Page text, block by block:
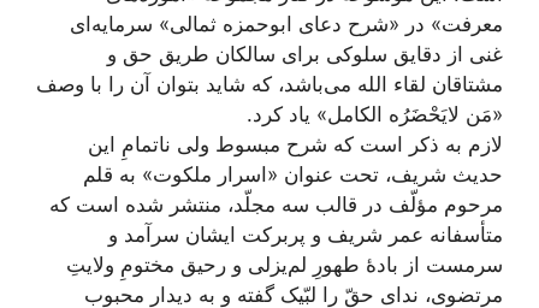
معرفت» در «شرح دعای ابوحمزه ثمالی» سرمایه‌ای
غنی از دقایق سلوکی برای سالکان طریق حق و
مشتاقان لقاء الله می‌باشد، که شاید بتوان آن را با وصف
«مَن لایَحْضَرُه الکامل» یاد کرد.
لازم به ذکر است که شرح مبسوط ولی ناتمامِ این
حدیث شریف، تحت عنوان «اسرار ملکوت» به قلم
مرحوم‌ مؤلّف در قالب سه مجلّد، منتشر شده است که
متأسفانه عمر شریف و پربرکت ایشان سرآمد و
سرمست از بادۀ طهورِ لم‌یزلی و رحیق مختومِ ولایتِ
مرتضوی، ندای حقّ را لبّیک گفته و به دیدار محبوب